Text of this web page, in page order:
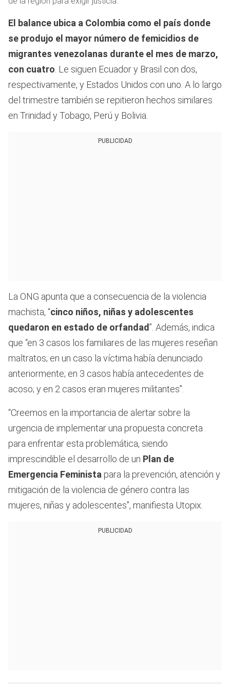
El balance ubica a Colombia como el país donde
se produjo el mayor número de femicidios de
migrantes venezolanas durante el mes de marzo,
con cuatro . Le siguen Ecuador y Brasil con dos,
respectivamente, y Estados Unidos con uno. A lo largo
del trimestre también se repitieron hechos similares
en Trinidad y Tobago, Perú y Bolivia.
PUBLICIDAD
La ONG apunta que a consecuencia de la violencia
machista, “cinco niños, niñas y adolescentes
quedaron en estado de orfandad”. Además, indica
que “en 3 casos los familiares de las mujeres reseñan
maltratos; en un caso la víctima había denunciado
anteriormente; en 3 casos había antecedentes de
acoso; y en 2 casos eran mujeres militantes”.
“Creemos en la importancia de alertar sobre la
urgencia de implementar una propuesta concreta
para enfrentar esta problemática, siendo
imprescindible el desarrollo de un Plan de
Emergencia Feminista para la prevención, atención y
mitigación de la violencia de género contra las
mujeres, niñas y adolescentes”, manifiesta Utopix.
PUBLICIDAD